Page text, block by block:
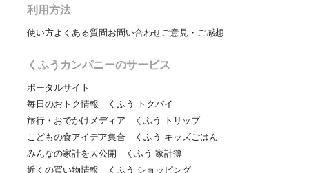
利用方法
使い方よくある質問お問い合わせ ご意見・ご感想
くふうカンパニーのサービス
ポータルサイト
毎日のおトク情報｜くふう トクバイ
旅行・おでかけメディア｜くふう トリップ
こどもの食アイデア集合｜くふう キッズごはん
みんなの家計を大公開｜くふう 家計簿
近くの買い物情報｜くふう ショッピング